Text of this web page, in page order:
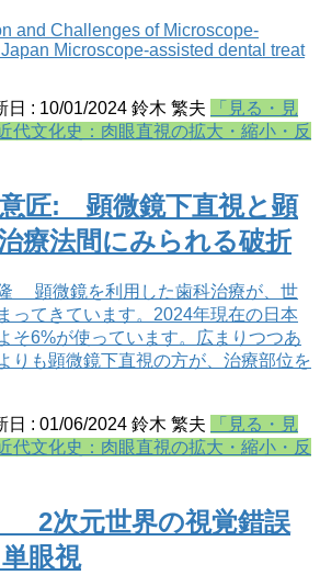
and Challenges of Microscope-
Microscope-assisted dental treat
日 : 10/01/2024 鈴木 繁夫
「見る・見
代文化史：肉眼直視の拡大・縮小・反
意匠: 顕微鏡下直視と顕
療法間にみられる破折
顕微鏡を利用した歯科治療が、世
ってきています。2024年現在の日本
そ6%が使っています。広まりつつあ
りも顕微鏡下直視の方が、治療部位を
日 : 01/06/2024 鈴木 繁夫
「見る・見
代文化史：肉眼直視の拡大・縮小・反
2次元世界の視覚錯誤
眼視